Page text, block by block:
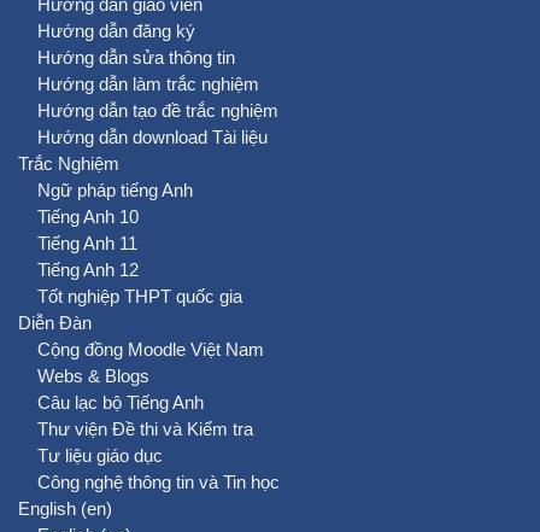
Hướng dẫn giáo viên
Hướng dẫn đăng ký
Hướng dẫn sửa thông tin
Hướng dẫn làm trắc nghiệm
Hướng dẫn tạo đề trắc nghiệm
Hướng dẫn download Tài liệu
Trắc Nghiệm
Ngữ pháp tiếng Anh
Tiếng Anh 10
Tiếng Anh 11
Tiếng Anh 12
Tốt nghiệp THPT quốc gia
Diễn Đàn
Cộng đồng Moodle Việt Nam
Webs & Blogs
Câu lạc bộ Tiếng Anh
Thư viện Đề thi và Kiểm tra
Tư liệu giáo dục
Công nghệ thông tin và Tin học
English ‎(en)‎